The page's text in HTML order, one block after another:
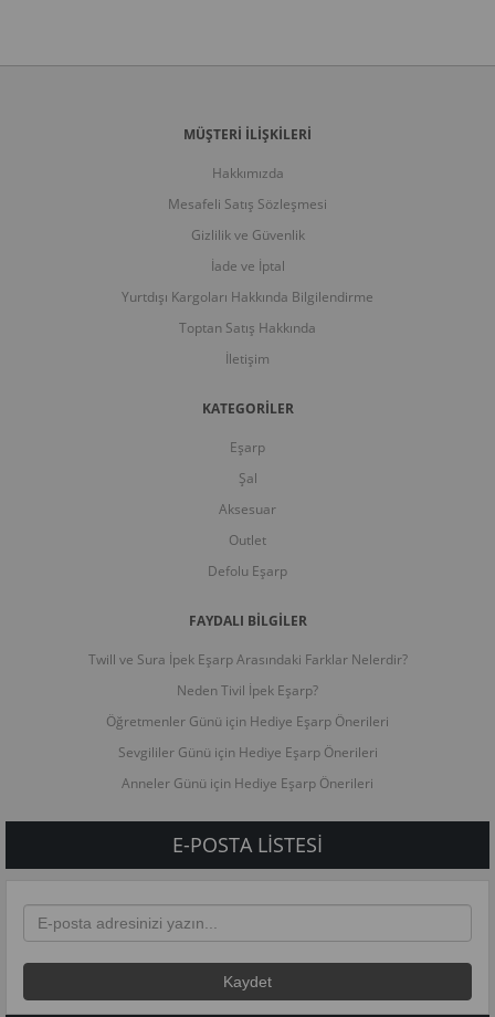
modelleri görmek için buraya tıkla
Kampanyadaki tüm modelleri görmek için
MÜŞTERİ İLİŞKİLERİ
Hakkımızda
Mesafeli Satış Sözleşmesi
Gizlilik ve Güvenlik
İade ve İptal
Yurtdışı Kargoları Hakkında Bilgilendirme
Toptan Satış Hakkında
İletişim
KATEGORİLER
Eşarp
Şal
Aksesuar
Outlet
Defolu Eşarp
FAYDALI BİLGİLER
Twill ve Sura İpek Eşarp Arasındaki Farklar Nelerdir?
Neden Tivil İpek Eşarp?
Öğretmenler Günü için Hediye Eşarp Önerileri
Sevgililer Günü için Hediye Eşarp Önerileri
Anneler Günü için Hediye Eşarp Önerileri
E-POSTA LISTESI